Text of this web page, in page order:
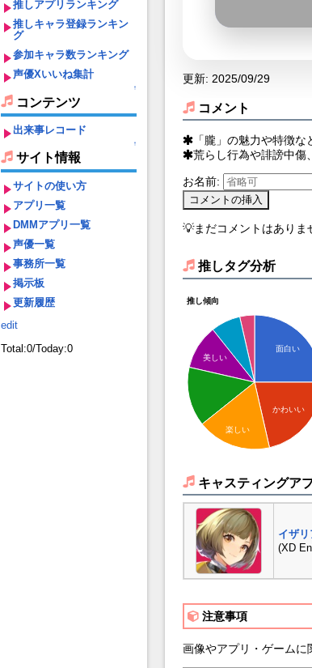
推しアプリランキング
推しキャラ登録ランキン
グ
参加キャラ数ランキング
声優Xいいね集計
↑
コンテンツ
出来事レコード
↑
サイト情報
サイトの使い方
アプリ一覧
DMMアプリ一覧
声優一覧
事務所一覧
掲示板
更新履歴
edit
Total:0/Today:0
更新: 2025/09/29
コメント
「朧」の魅力や特徴な
荒らし行為や誹謗中傷
お名前:
💡まだコメントはありま
推しタグ分析
推し傾向
面白い
かわいい
美しい
楽しい
キャスティングア
イザリ
(XD
注意事項
画像やアプリ・ゲームに